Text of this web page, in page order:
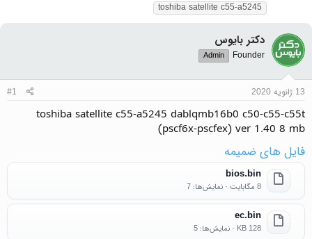
toshiba satellite c55-a5245
دکتر بایوس
Founder
Admin
13 ژانویه 2020 #1
toshiba satellite c55-a5245 dablqmb16b0 c50-c55-c55t
(pscf6x-pscfex) ver 1.40 8 mb
فایل های ضمیمه
bios.bin
8 مگابایت · نمایش‌ها: 7
ec.bin
128 KB · نمایش‌ها: 5